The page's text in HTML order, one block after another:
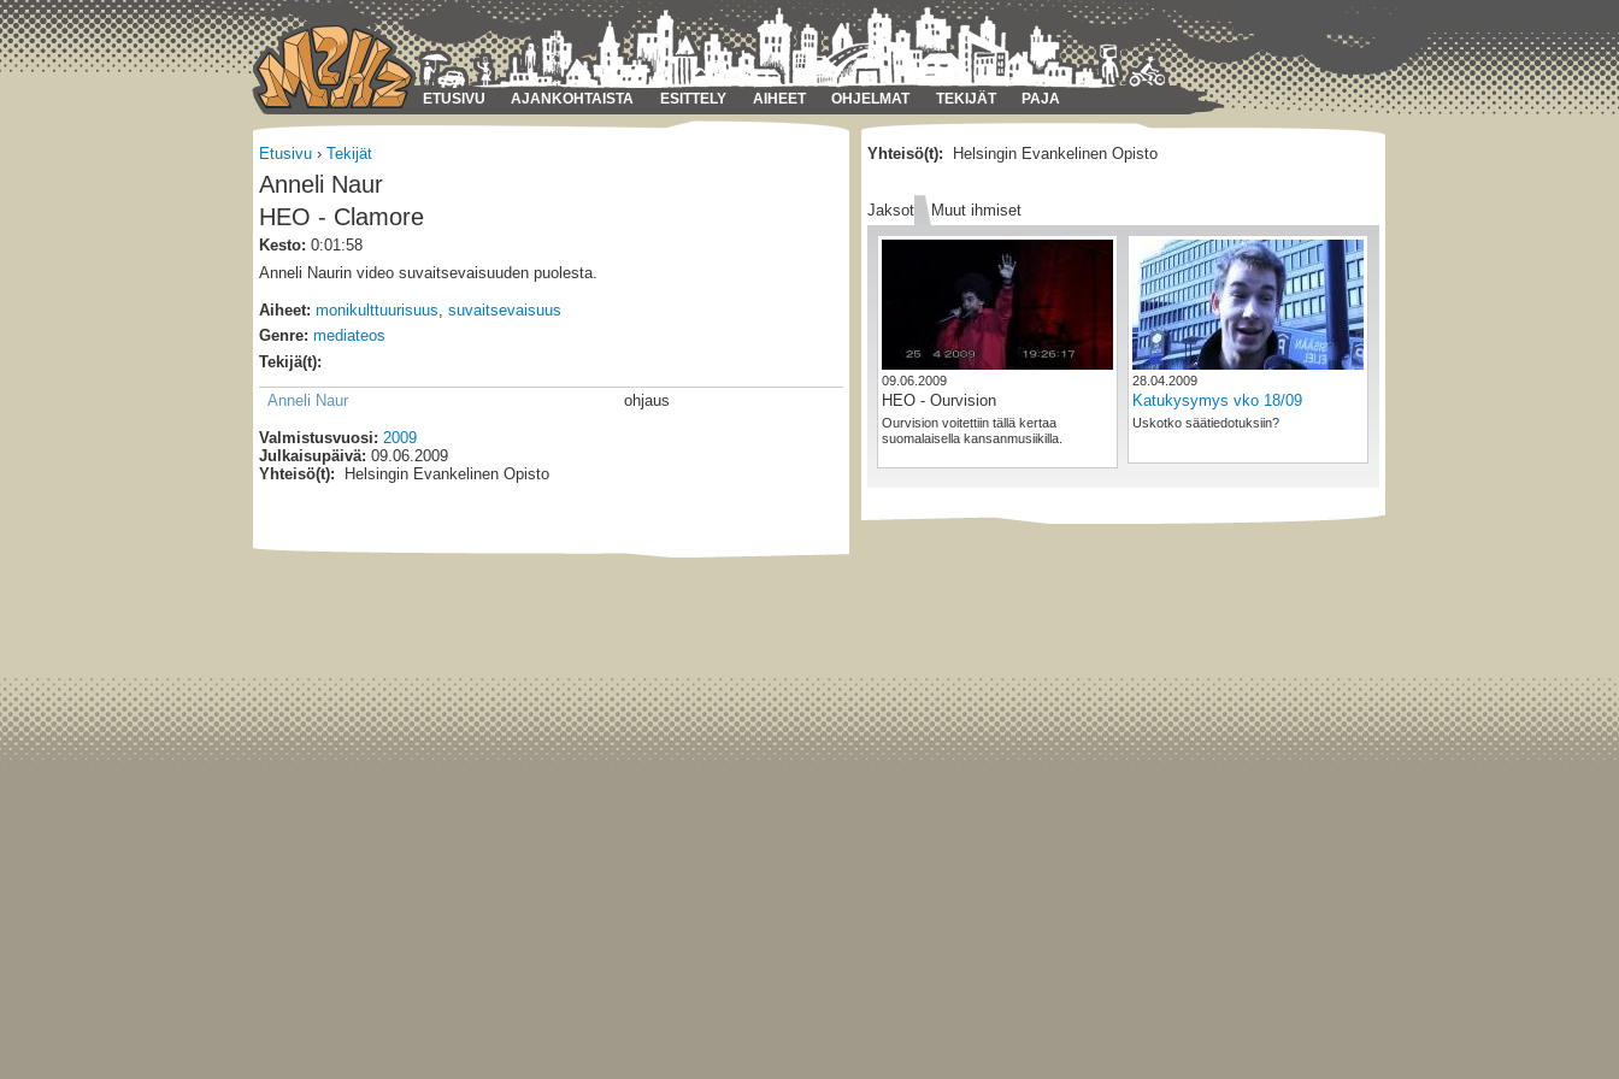
ETUSIVU AJANKOHTAISTA ESITTELY AIHEET OHJELMAT TEKIJÄT PAJA
Etusivu › Tekijät
Anneli Naur
HEO - Clamore
Kesto: 0:01:58
Anneli Naurin video suvaitsevaisuuden puolesta.
Aiheet: monikulttuurisuus suvaitsevaisuus
Genre: mediateos
Tekijä(t):
Anneli Naur ohjaus
Valmistusvuosi: 2009
Julkaisupäivä: 09.06.2009
Yhteisö(t): Helsingin Evankelinen Opisto
Yhteisö(t): Helsingin Evankelinen Opisto
Jaksot Muut ihmiset
09.06.2009
HEO - Ourvision
Ourvision voitettiin tällä kertaa
suomalaisella kansanmusiikilla.
28.04.2009
Katukysymys vko 18/09
Uskotko säätiedotuksiin?